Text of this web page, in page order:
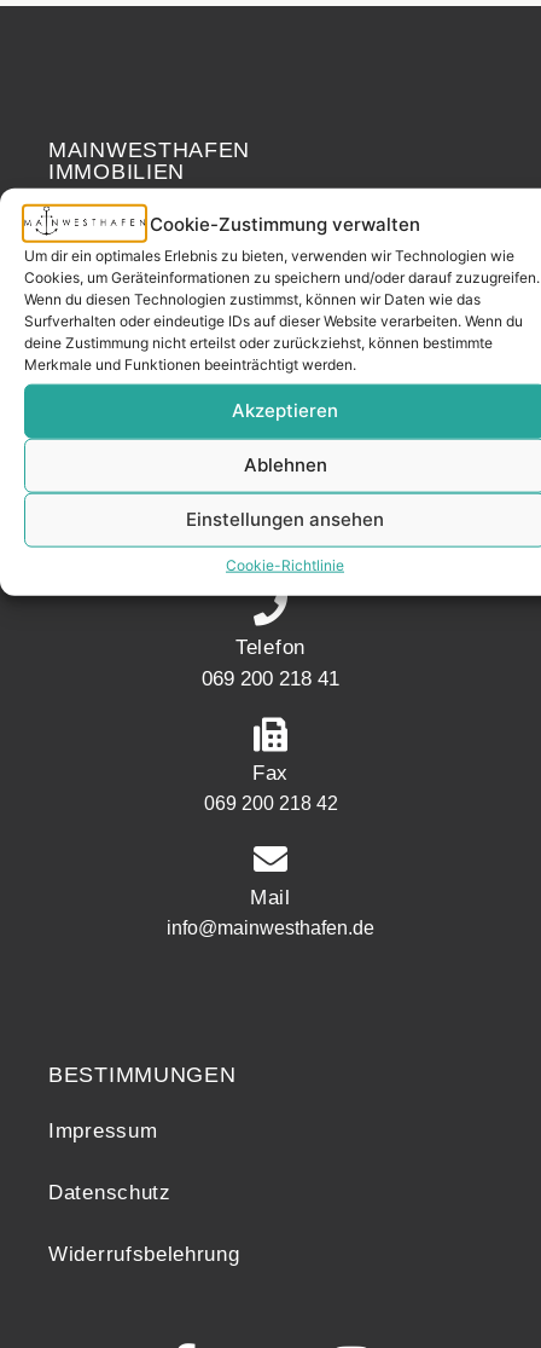
Cookie-Zustimmung verwalten
Um dir ein optimales Erlebnis zu bieten, verwenden wir Technologien wie
Cookies, um Geräteinformationen zu speichern und/oder darauf zuzugreifen.
Wenn du diesen Technologien zustimmst, können wir Daten wie das
Surfverhalten oder eindeutige IDs auf dieser Website verarbeiten. Wenn du
deine Zustimmung nicht erteilst oder zurückziehst, können bestimmte
Merkmale und Funktionen beeinträchtigt werden.
Akzeptieren
Ablehnen
Einstellungen ansehen
Cookie-Richtlinie
MAINWESTHAFEN
IMMOBILIEN
Ihr Immobilienpartner
aus der
Nachbarschaft.
– seit 2017.
Adresse
Mainwesthafen Immobilien Speicherstraße 5
60327 Frankfurt
Telefon
069 200 218 41
Fax
069 200 218 42
Mail
info@mainwesthafen.de
BESTIMMUNGEN
Impressum
Datenschutz
Widerrufsbelehrung